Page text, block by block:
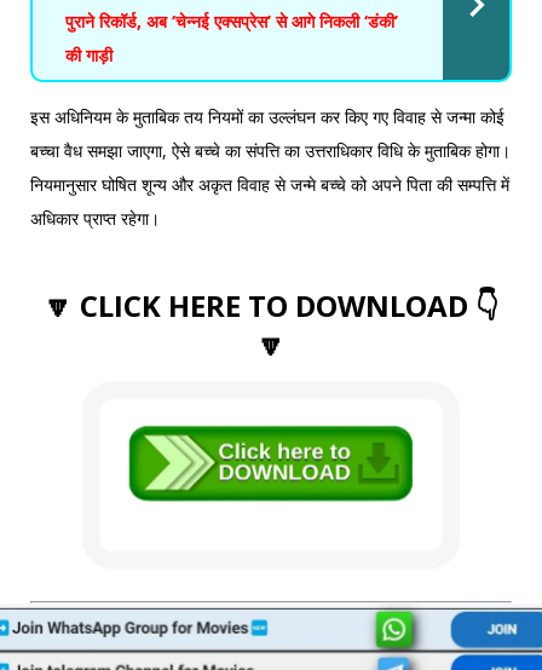
पुराने रिकॉर्ड, अब ‘चेन्नई एक्सप्रेस’ से आगे निकली ‘डंकी’
की गाड़ी
इस अधिनियम के मुताबिक तय नियमों का उल्लंघन कर किए गए विवाह से जन्मा कोई
बच्चा वैध समझा जाएगा, ऐसे बच्चे का संपत्ति का उत्तराधिकार विधि के मुताबिक होगा।
नियमानुसार घोषित शून्य और अकृत विवाह से जन्मे बच्चे को अपने पिता की सम्पत्ति में
अधिकार प्राप्त रहेगा।
🔽 CLICK HERE TO DOWNLOAD 👇
🔽